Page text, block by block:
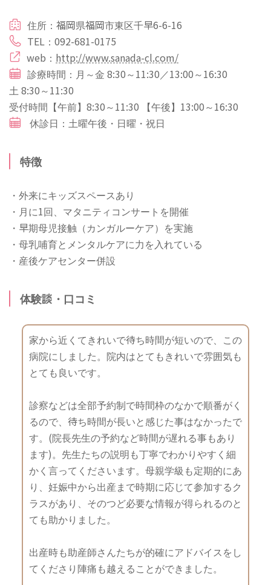
住所：福岡県福岡市東区千早6-6-16
TEL：092-681-0175
web： http://www.sanada-cl.com/
診療時間：月～金 8:30～11:30／13:00～16:30
土 8:30～11:30
受付時間【午前】8:30～11:30 【午後】13:00～16:30
休診日：土曜午後・日曜・祝日
特徴
・外来にキッズスペースあり
・月に1回、マタニティコンサートを開催
・早期母児接触（カンガルーケア）を実施
・母乳哺育とメンタルケアに力を入れている
・産後ケアセンター併設
体験談・口コミ
家から近くてきれいで待ち時間が短いので、この
病院にしました。院内はとてもきれいで雰囲気も
とても良いです。
診察などは全部予約制で時間枠のなかで順番がく
るので、待ち時間が長いと感じた事はなかったで
す。(院長先生の予約など時間が遅れる事もあり
ます)。先生たちの説明も丁寧でわかりやすく細
かく言ってくださいます。母親学級も定期的にあ
り、妊娠中から出産まで時期に応じて参加するク
ラスがあり、そのつど必要な情報が得られるのと
ても助かりました。
出産時も助産師さんたちが的確にアドバイスをし
てくださり陣痛も越えることができました。